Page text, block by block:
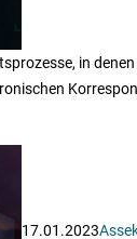
in
17.01.2023